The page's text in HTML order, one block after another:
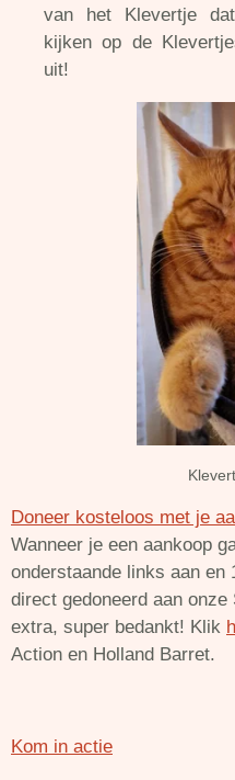
van het Klevertje
kijken op de
uit!
Doneer kosteloos met je
Wanneer je een aankoop
onderstaande links aan en
direct gedoneerd aan
extra, super bedankt! Klik
Action en Holland Barret.
Kom in actie